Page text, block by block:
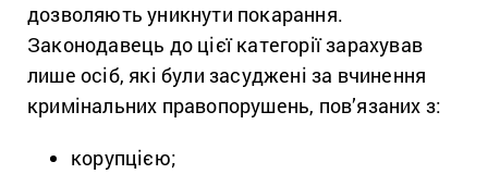
дозволяють уникнути покарання.
Законодавець до цієї категорії зарахував
лише осіб, які були засуджені за вчинення
кримінальних правопорушень, пов’язаних з:
корупцією;